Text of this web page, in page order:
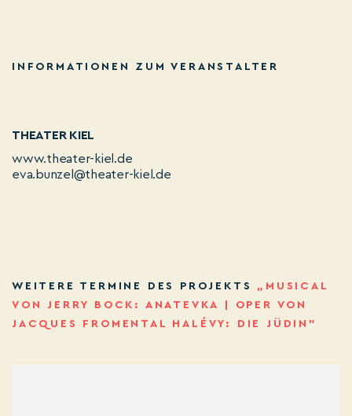
INFORMATIONEN ZUM VERANSTALTER
THEATER KIEL
www.theater-kiel.de
eva.bunzel@theater-kiel.de
WEITERE TERMINE DES PROJEKTS „MUSICAL
VON JERRY BOCK: ANATEVKA | OPER VON
JACQUES FROMENTAL HALÉVY: DIE JÜDIN”